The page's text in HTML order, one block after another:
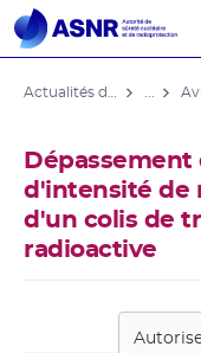
d'intensité de
d'un colis de
radioactive